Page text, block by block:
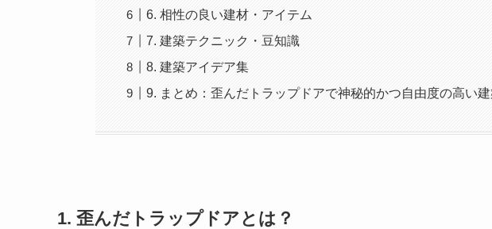
6. 相性の良い建材・アイテム
7. 建築テクニック・豆知識
8. 建築アイデア集
9. まとめ：歪んだトラップドアで神秘的かつ自由度の高い
1. 歪んだトラップドアとは？